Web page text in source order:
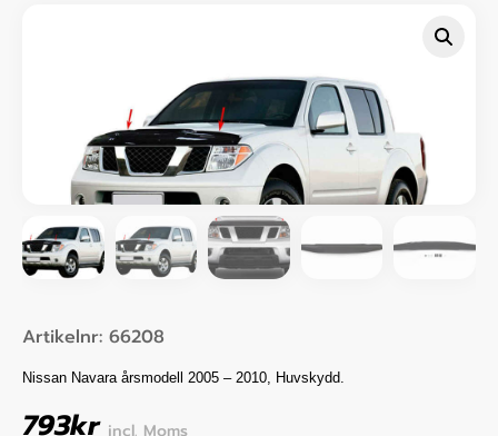
Artikelnr: 66208
Nissan Navara årsmodell 2005 – 2010, Huvskydd.
793kr incl. Moms